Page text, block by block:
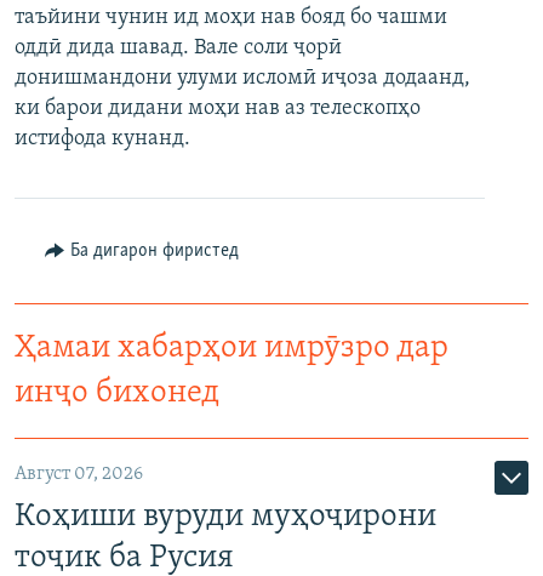
Ҳамаи сомонаҳои RFE/RL
таъйини чунин ид моҳи нав бояд бо чашми
оддӣ дида шавад. Вале соли ҷорӣ
донишмандони улуми исломӣ иҷоза додаанд,
ки барои дидани моҳи нав аз телескопҳо
истифода кунанд.
Ба дигарон фиристед
Ҳамаи хабарҳои имрӯзро дар
инҷо бихонед
Август 07, 2026
Коҳиши вуруди муҳоҷирони
тоҷик ба Русия